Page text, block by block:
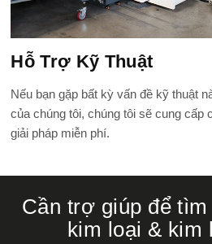
Hỗ Trợ Kỹ Thuật
Nếu bạn gặp bất kỳ vấn đề kỹ thuật
của chúng tôi, chúng tôi sẽ cung cấp
giải pháp miễn phí.
Cần trợ giúp để
kim loại & kim